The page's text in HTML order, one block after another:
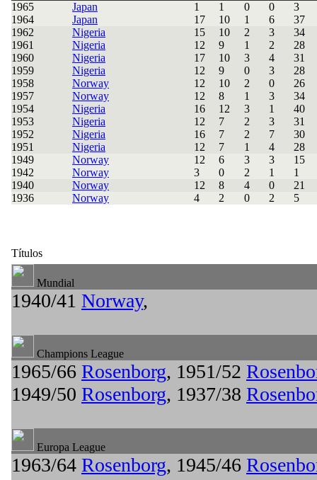
1965
Japan 1 1 0 0
3
1964
Japan 17 10 1 6
37
1962
Nigeria 15 10 2 3
34
1961
Nigeria 12 9 1 2
28
1960
Nigeria 17 10 3 4
31
1959
Nigeria 12 9 0 3
28
1958
Norway 12 10 2 0
26
1957
Norway 12 8 1 3
34
1954
Nigeria 16 12 3 1
40
1953
Nigeria 12 7 2 3
31
1952
Nigeria 16 7 2 7
30
1951
Nigeria 12 7 1 4
28
1949
Norway 12 6 3 3
15
1942
Norway 3 0 2 1
1
1940
Norway 12 8 4 0
21
1936
Norway 4 2 0 2 5
Títulos
Mundial
1940/41 Norway,
Champions League
1965/66 Rosenborg, 1951/52
1949/50 Rosenborg, 1937/38
Europa League
1963/64 Rosenborg, 1945/46